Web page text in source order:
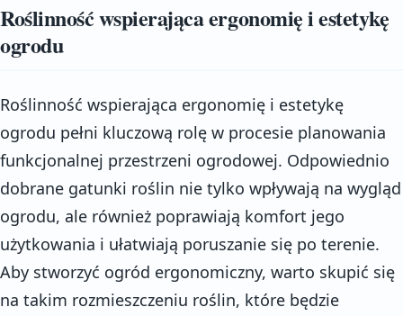
Roślinność wspierająca ergonomię i estetykę
ogrodu
Roślinność wspierająca ergonomię i estetykę
ogrodu pełni kluczową rolę w procesie planowania
funkcjonalnej przestrzeni ogrodowej. Odpowiednio
dobrane gatunki roślin nie tylko wpływają na wygląd
ogrodu, ale również poprawiają komfort jego
użytkowania i ułatwiają poruszanie się po terenie.
Aby stworzyć ogród ergonomiczny, warto skupić się
na takim rozmieszczeniu roślin, które będzie